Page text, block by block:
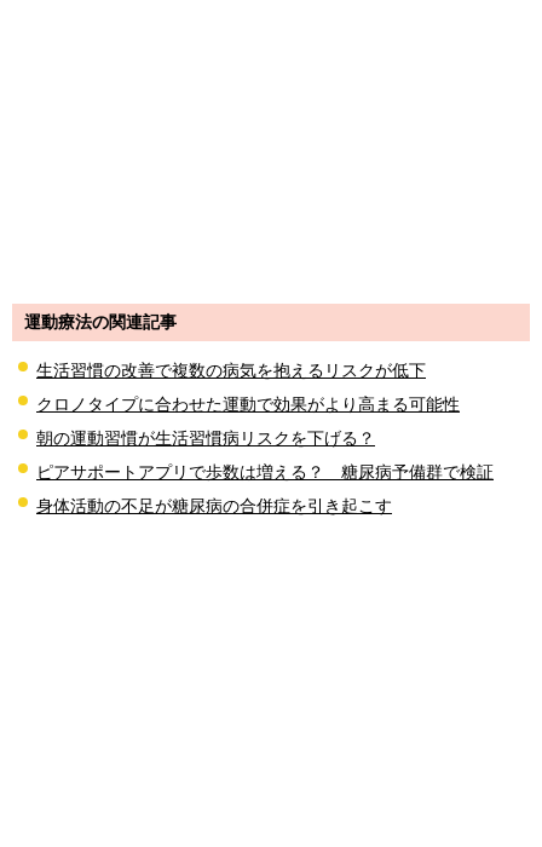
運動療法の関連記事
生活習慣の改善で複数の病気を抱えるリスクが低下
クロノタイプに合わせた運動で効果がより高まる可能性
朝の運動習慣が生活習慣病リスクを下げる？
ピアサポートアプリで歩数は増える？ 糖尿病予備群で検証
身体活動の不足が糖尿病の合併症を引き起こす